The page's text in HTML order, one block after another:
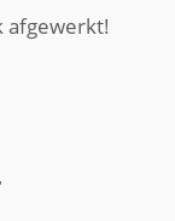
afgewerkt!